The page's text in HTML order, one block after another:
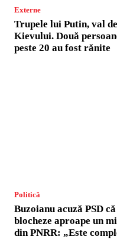
Externe
Trupele lui Putin, val
Kievului. Două
peste 20 au fost rănite
Politică
Buzoianu acuză PSD
blocheze aproape un
din PNRR: „Este